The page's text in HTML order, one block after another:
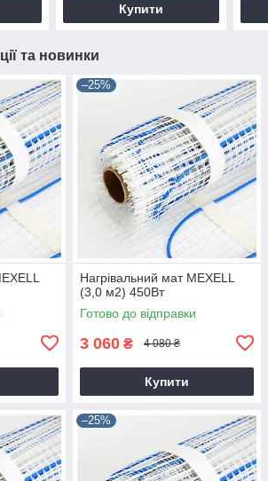
Купити
та новинки
–25%
Нагрівальний мат MEXELL
(3,0 м2) 450Вт
Готово до відправки
3 060 ₴ 4 080 ₴
Купити
–25%